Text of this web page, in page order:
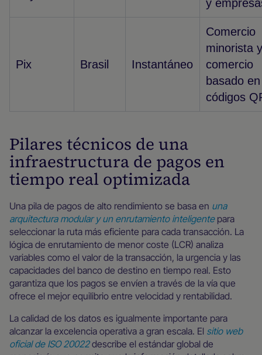
y
Pix Brasil Instantáneo
Comercio
minorista y
comercio
basado en
códigos
Pilares técnicos de una
infraestructura de pagos en
tiempo real optimizada
Una pila de pagos de alto rendimiento se basa en una
arquitectura modular y un enrutamiento inteligentepara
seleccionar la ruta más eficiente para cada transacción. La
lógica de enrutamiento de menor coste (LCR) analiza
variables como el valor de la transacción, la urgencia y las
capacidades del banco de destino en tiempo real. Esto
garantiza que los pagos se envíen a través de la vía que
ofrece el mejor equilibrio entre velocidad y rentabilidad.
La calidad de los datos es igualmente importante para
alcanzar la excelencia operativa a gran escala. El sitio web
oficial de ISO 20022describe el estándar global de